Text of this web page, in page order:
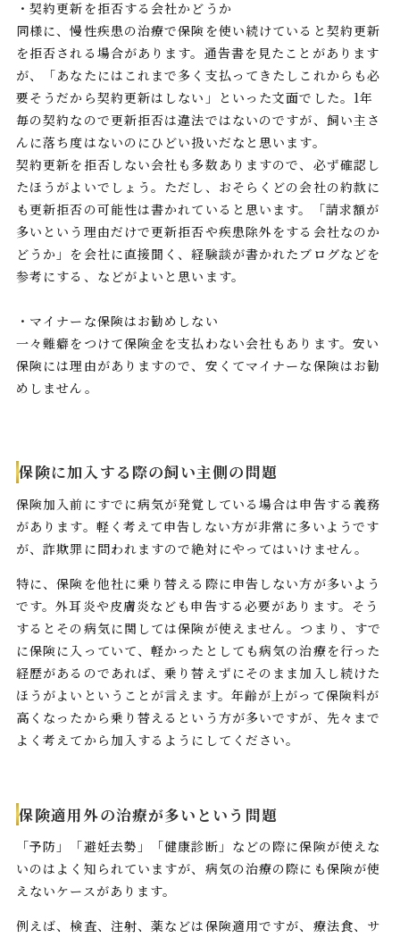
・契約更新を拒否する会社かどうか
同様に、慢性疾患の治療で保険を使い続けていると契約更新
を拒否される場合があります。通告書を見たことがあります
が、「あなたにはこれまで多く支払ってきたしこれからも必
要そうだから契約更新はしない」といった文面でした。1年
毎の契約なので更新拒否は違法ではないのですが、飼い主さ
んに落ち度はないのにひどい扱いだなと思います。
契約更新を拒否しない会社も多数ありますので、必ず確認し
たほうがよいでしょう。ただし、おそらくどの会社の約款に
も更新拒否の可能性は書かれていると思います。「請求額が
多いという理由だけで更新拒否や疾患除外をする会社なのか
どうか」を会社に直接聞く、経験談が書かれたブログなどを
参考にする、などがよいと思います。
・マイナーな保険はお勧めしない
一々難癖をつけて保険金を支払わない会社もあります。安い
保険には理由がありますので、安くてマイナーな保険はお勧
めしません。
保険に加入する際の飼い主側の問題
保険加入前にすでに病気が発覚している場合は申告する義務
があります。軽く考えて申告しない方が非常に多いようです
が、詐欺罪に問われますので絶対にやってはいけません。
特に、保険を他社に乗り替える際に申告しない方が多いよう
です。外耳炎や皮膚炎なども申告する必要があります。そう
するとその病気に関しては保険が使えません。つまり、すで
に保険に入っていて、軽かったとしても病気の治療を行った
経歴があるのであれば、乗り替えずにそのまま加入し続けた
ほうがよいということが言えます。年齢が上がって保険料が
高くなったから乗り替えるという方が多いですが、先々まで
よく考えてから加入するようにしてください。
保険適用外の治療が多いという問題
「予防」「避妊去勢」「健康診断」などの際に保険が使えな
いのはよく知られていますが、病気の治療の際にも保険が使
えないケースがあります。
例えば、検査、注射、薬などは保険適用ですが、療法食、サ